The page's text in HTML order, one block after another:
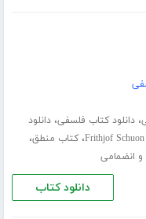
،دانلود کتاب فلسفی،دانلود
Frithjof Schuon،کتاب منطق،
و انضمامی
دانلود کتاب